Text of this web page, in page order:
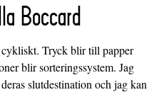
Boccard
Tryck blir till papper
blir sorteringssystem. Jag
slutdestination och jag kan